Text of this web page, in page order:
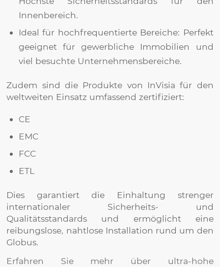
Innenbereich.
Ideal für hochfrequentierte Bereiche: Perfekt
geeignet für gewerbliche Immobilien und
viel besuchte Unternehmensbereiche.
Zudem sind die Produkte von InVisia für den
weltweiten Einsatz umfassend zertifiziert:
CE
EMC
FCC
ETL
Dies garantiert die Einhaltung strenger
internationaler Sicherheits- und
Qualitätsstandards und ermöglicht eine
reibungslose, nahtlose Installation rund um den
Globus.
Erfahren Sie mehr über ultra-hohe